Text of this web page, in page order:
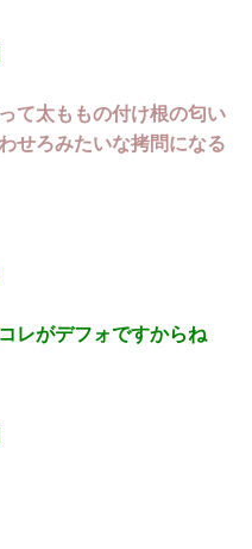
て太ももの付け根の匂い
せろみたいな拷問になる
レがデフォですからね